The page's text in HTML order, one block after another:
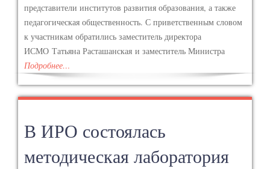
представители институтов развития образования, а также
педагогическая общественность. С приветственным словом
к участникам обратились заместитель директора
ИСМО Татьяна Расташанская и заместитель Министра
Подробнее…
В ИРО состоялась
методическая лаборатория